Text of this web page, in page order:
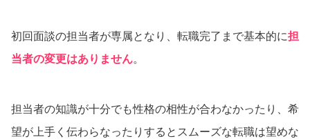
初回面談の担当者が専属となり、転職完了まで基本的に担
当者の変更はありません。
担当者の知識が十分でも性格の相性が合わなかったり、希
望が上手く伝わらなったりするとスムーズな転職は望めな